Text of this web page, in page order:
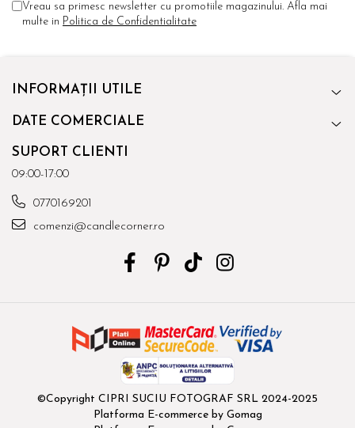
Vreau sa primesc newsletter cu promotiile magazinului. Afla mai
multe in Politica de Confidentialitate
INFORMAȚII UTILE
DATE COMERCIALE
SUPORT CLIENTI
09:00-17:00
0770169201
comenzi@candlecorner.ro
©Copyright CIPRI SUCIU FOTOGRAF SRL 2024-2025
Platforma E-commerce by Gomag